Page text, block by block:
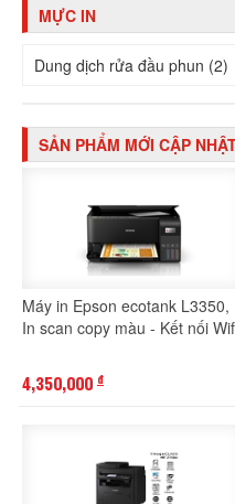
MỰC IN
Dung dịch rửa đầu phun (2)
SẢN PHẨM MỚI CẬP
Máy in Epson ecotank L3350,
In scan copy màu - Kết nối
4,350,000 đ